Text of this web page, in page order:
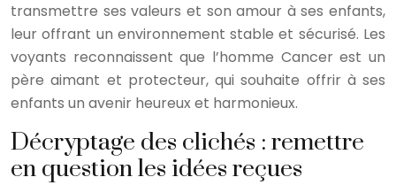
transmettre ses valeurs et son amour à ses enfants,
leur offrant un environnement stable et sécurisé. Les
voyants reconnaissent que l’homme Cancer est un
père aimant et protecteur, qui souhaite offrir à ses
enfants un avenir heureux et harmonieux.
Décryptage des clichés : remettre
en question les idées reçues